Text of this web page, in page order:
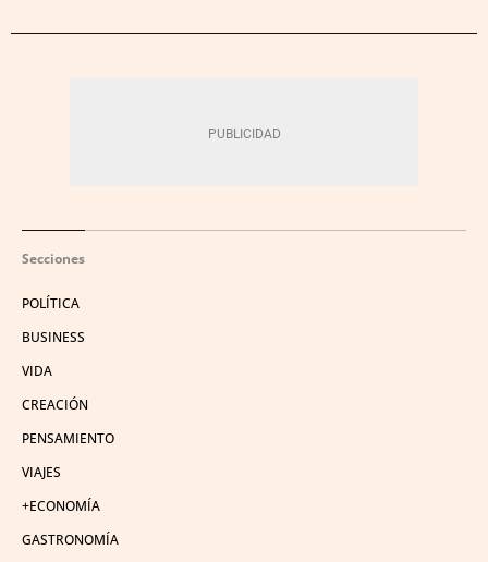
Secciones
POLÍTICA
BUSINESS
VIDA
CREACIÓN
PENSAMIENTO
VIAJES
+ECONOMÍA
GASTRONOMÍA